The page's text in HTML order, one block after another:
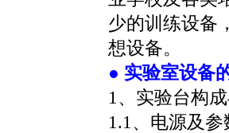
少的训练设备
想设备。
● 实验室设备
1、实验台构
1.1、电源及参